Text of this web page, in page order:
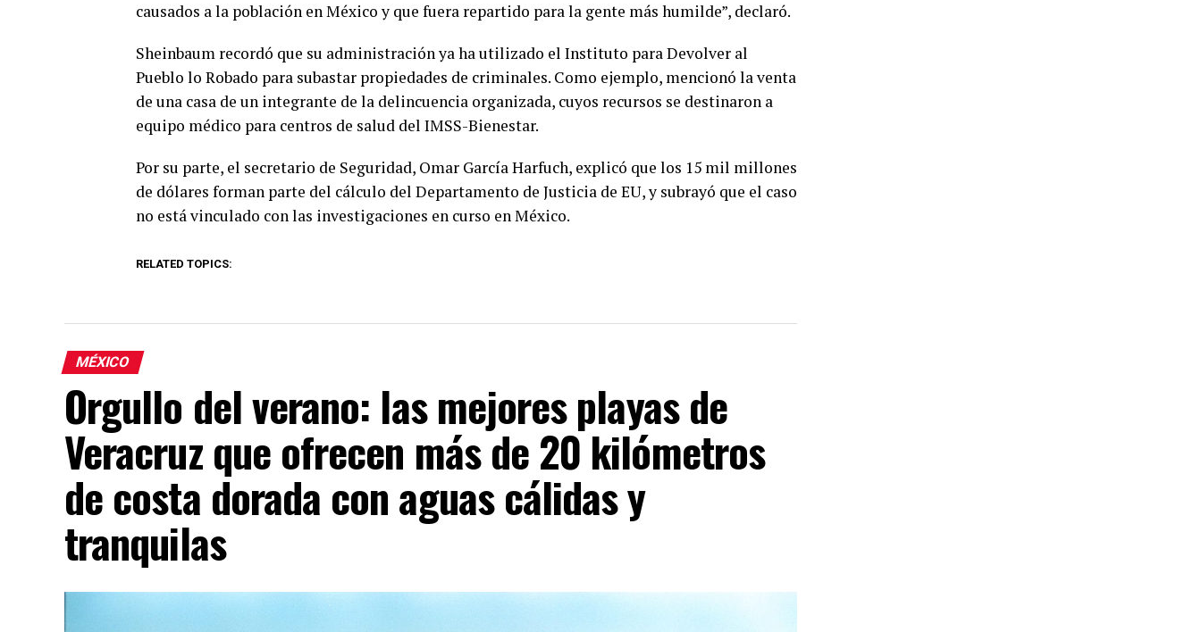
causados a la población en México y que fuera repartido para la gente más humilde”, declaró.
Sheinbaum recordó que su administración ya ha utilizado el Instituto para Devolver al
Pueblo lo Robado para subastar propiedades de criminales. Como ejemplo, mencionó la venta
de una casa de un integrante de la delincuencia organizada, cuyos recursos se destinaron a
equipo médico para centros de salud del IMSS-Bienestar.
Por su parte, el secretario de Seguridad, Omar García Harfuch, explicó que los 15 mil millones
de dólares forman parte del cálculo del Departamento de Justicia de EU, y subrayó que el caso
no está vinculado con las investigaciones en curso en México.
RELATED TOPICS:
MÉXICO
Orgullo del verano: las mejores playas de
Veracruz que ofrecen más de 20 kilómetros
de costa dorada con aguas cálidas y
tranquilas